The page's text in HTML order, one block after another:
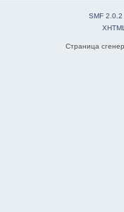
SMF 2.0.2
Страница